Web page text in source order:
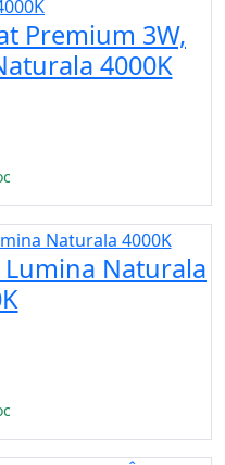
Premium 3W,
4000K
Lumina Naturala